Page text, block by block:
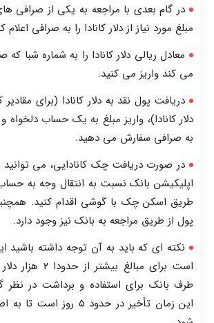
در گام بعدی با مراجعه به یکی از صرافی های
مبلغ مورد نیاز از دلار کانادا را به صرافی اعلام
معادل ریالی دلار کانادا را به شماره شبا که
می کند واریز می کنید.
دریافت پول نقد به دلار کانادا (برای مقادیر
دلار کانادا)، واریز مبلغ به یک حساب
به صرافی سفارش می دهید.
در صورت دریافت چک کانادایی، می توانید
اپلیکیشن بانک نسبت به انتقال وجه به حساب
طریق اسکن چک با گوشی اقدام کنید.
پول از طریق مراجعه به بانک نیز وجود دارد.
نکته ای که باید به آن توجه داشته
است برای مبالغ
طرف بانک برای استفاده و برداشت در نظر